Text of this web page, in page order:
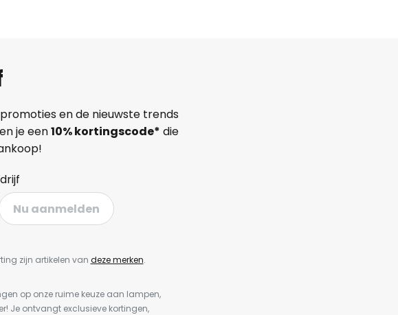
en de nieuwste trends
je een10% kortingscode* die
Nu aanmelden
zijn artikelen van deze merken.
op onze ruime keuze aan lampen,
Je ontvangt exclusieve kortingen,